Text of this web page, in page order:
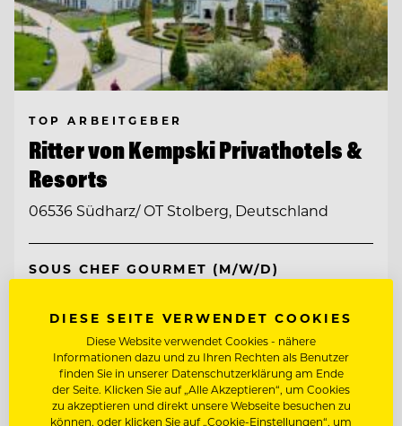
TOP ARBEITGEBER
Ritter von Kempski Privathotels &
Resorts
06536 Südharz/ OT Stolberg, Deutschland
SOUS CHEF GOURMET (M/W/D)
RESTAURANTLEITUNG (M/W/D)
Entdecke alle Jobs
DIESE SEITE VERWENDET COOKIES
Diese Website verwendet Cookies - nähere
Informationen dazu und zu Ihren Rechten als Benutzer
finden Sie in unserer Datenschutzerklärung am Ende
der Seite. Klicken Sie auf „Alle Akzeptieren“, um Cookies
zu akzeptieren und direkt unsere Webseite besuchen zu
können, oder klicken Sie auf „Cookie-Einstellungen“, um